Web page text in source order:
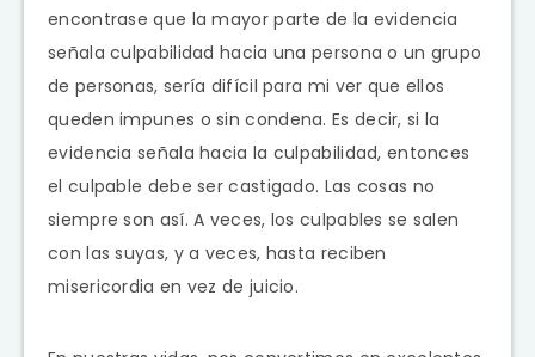
encontrase que la mayor parte de la evidencia
señala culpabilidad hacia una persona o un grupo
de personas, sería difícil para mi ver que ellos
queden impunes o sin condena. Es decir, si la
evidencia señala hacia la culpabilidad, entonces
el culpable debe ser castigado. Las cosas no
siempre son así. A veces, los culpables se salen
con las suyas, y a veces, hasta reciben
misericordia en vez de juicio.